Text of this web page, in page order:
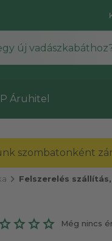
Áruhitel
szombatonként
chevron_right Felszerelés
Még nincs